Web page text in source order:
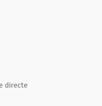
directe